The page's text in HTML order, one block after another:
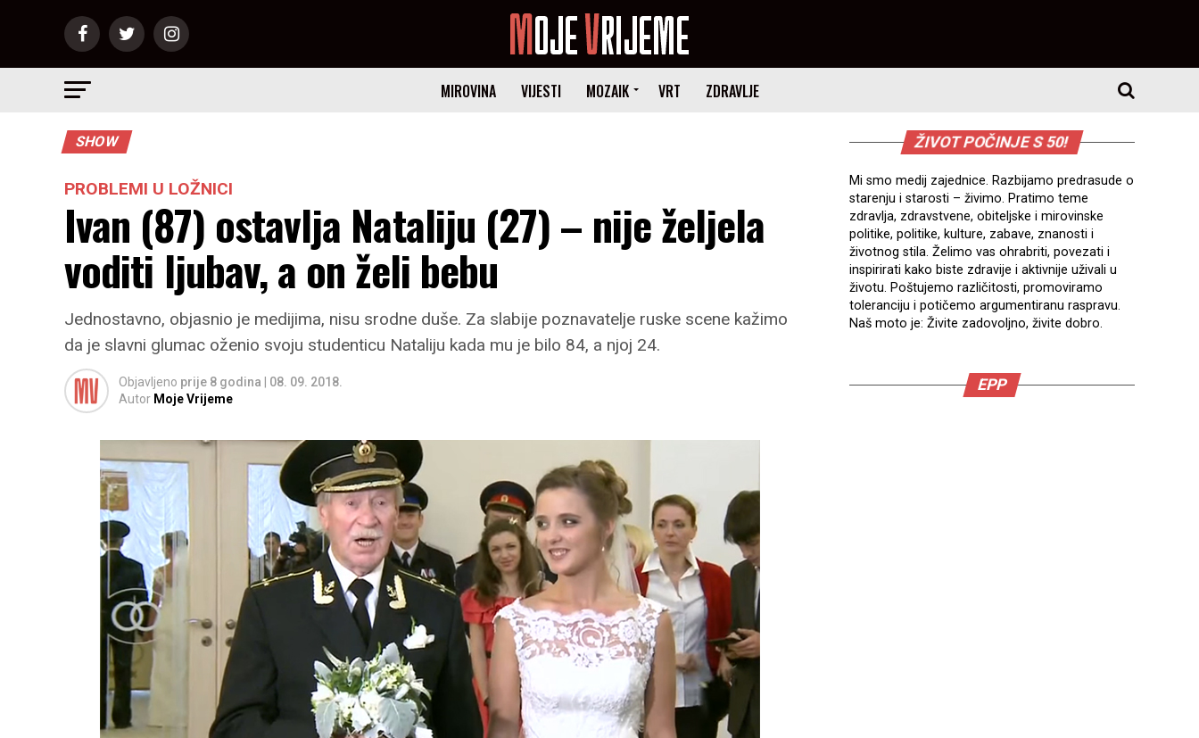
MIROVINA VIJESTI MOZAIK VRT ZDRAVLJE
SHOW
PROBLEMI U LOŽNICI
Ivan (87) ostavlja Nataliju (27) – nije željela
voditi ljubav, a on želi bebu
Jednostavno, objasnio je medijima, nisu srodne duše. Za slabije poznavatelje ruske scene kažimo
da je slavni glumac oženio svoju studenticu Nataliju kada mu je bilo 84, a njoj 24.
Objavljeno prije 8 godina
08. 09. 2018.
Autor Moje Vrijeme
ŽIVOT POČINJE S 50!
Mi smo medij zajednice. Razbijamo predrasude o
starenju i starosti – živimo. Pratimo teme
zdravlja, zdravstvene, obiteljske i mirovinske
politike, politike, kulture, zabave, znanosti i
životnog stila. Želimo vas ohrabriti, povezati i
inspirirati kako biste zdravije i aktivnije uživali u
životu. Poštujemo različitosti, promoviramo
toleranciju i potičemo argumentiranu raspravu.
Naš moto je: Živite zadovoljno, živite dobro.
EPP